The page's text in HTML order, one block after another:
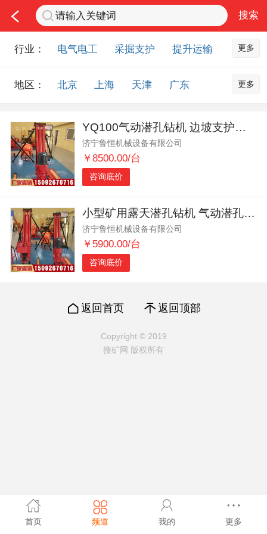
行业： 电气电工 采掘支护
提升运输
排水设备
钻探设备
非金属品
化工化学
安防设备
矿用物资
应急救援
智能制造
农业机械
交通机械
更多
地区： 北京 上海 天津
广东
山东
内蒙古 黑龙江
吉林
辽宁
江苏 浙江
湖北
湖南
安徽
江西
陕西
云南
西藏 甘肃
青海
宁夏
海南 新疆
台湾
香港
澳门 国外地区
更多
YQ100气动潜孔钻机 边坡支护气动钻机 气动潜孔钻机
济宁鲁恒机械设备有限公司
￥8500.00/台
咨询底价
小型矿用露天潜孔钻机 气动潜孔钻机价格 边坡支护钻机
济宁鲁恒机械设备有限公司
￥5900.00/台
咨询底价
返回首页 返回顶部
Copyright © 2019
搜矿网 版权所有
首页 频道 我的 更多